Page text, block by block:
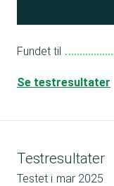
Fundet til
Se testresultater
Testresultater
Testet i mar 2025